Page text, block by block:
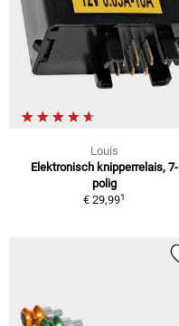
Louis
Elektronisch knipperrelais, 7-
polig
€ 29,991